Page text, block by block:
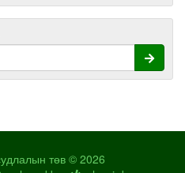
төв © 2026